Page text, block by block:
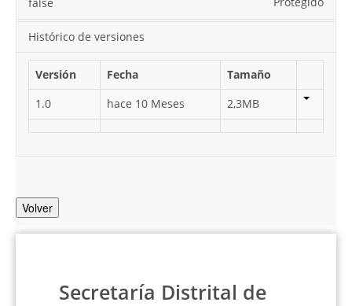
Histórico de versiones
Versión Fecha
Tamaño
1.0
hace 10 Meses 2,3MB
Volver
Secretaría Distrital de